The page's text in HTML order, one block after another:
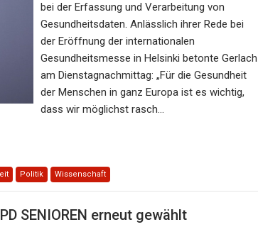
bei der Erfassung und Verarbeitung von
Gesundheitsdaten. Anlässlich ihrer Rede bei
der Eröffnung der internationalen
Gesundheitsmesse in Helsinki betonte Gerlach
am Dienstagnachmittag: „Für die Gesundheit
der Menschen in ganz Europa ist es wichtig,
dass wir möglichst rasch…
Politik Wissenschaft
SENIOREN erneut gewählt